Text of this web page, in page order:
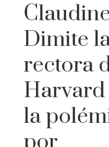
Dimite
rectora
Harvard
la